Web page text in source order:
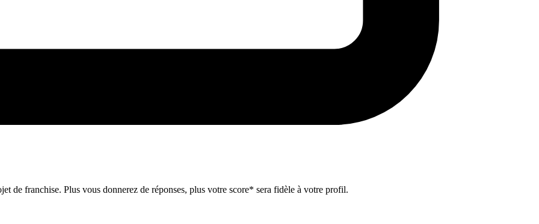
de franchise. Plus vous donnerez de réponses, plus votre score* sera fidèle à votre profil.